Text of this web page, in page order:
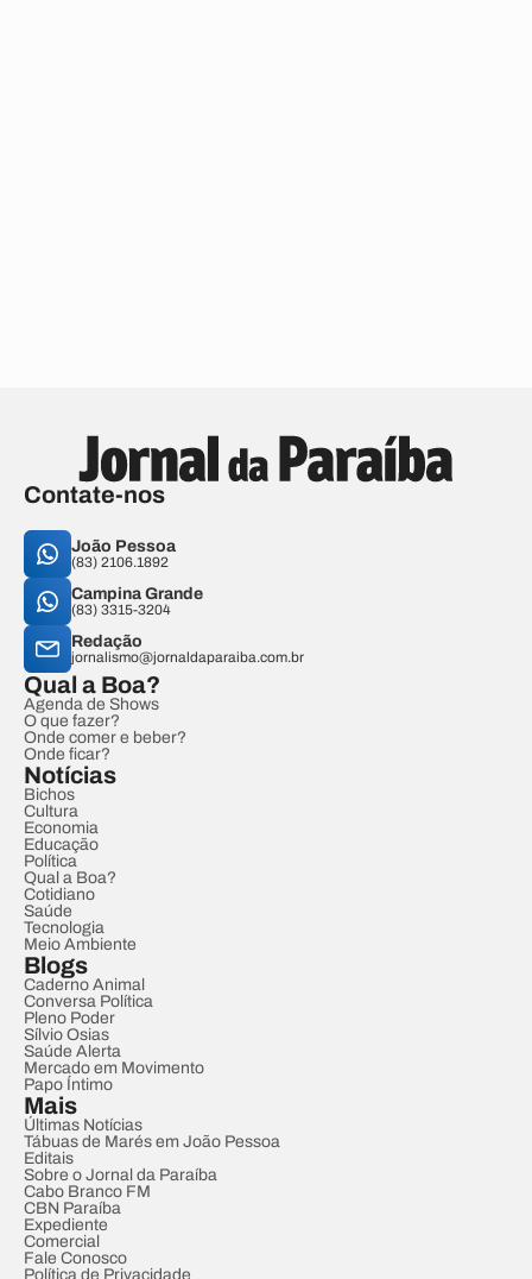
Contate-nos
João Pessoa
(83) 2106.1892
Campina Grande
(83) 3315-3204
Redação
jornalismo@jornaldaparaiba.com.br
Qual a Boa?
Agenda de Shows
O que fazer?
Onde comer e beber?
Onde ficar?
Notícias
Bichos
Cultura
Economia
Educação
Política
Qual a Boa?
Cotidiano
Saúde
Tecnologia
Meio Ambiente
Blogs
Caderno Animal
Conversa Política
Pleno Poder
Sílvio Osias
Saúde Alerta
Mercado em Movimento
Papo Íntimo
Mais
Últimas Notícias
Tábuas de Marés em João Pessoa
Editais
Sobre o Jornal da Paraíba
Cabo Branco FM
CBN Paraíba
Expediente
Comercial
Fale Conosco
Política de Privacidade